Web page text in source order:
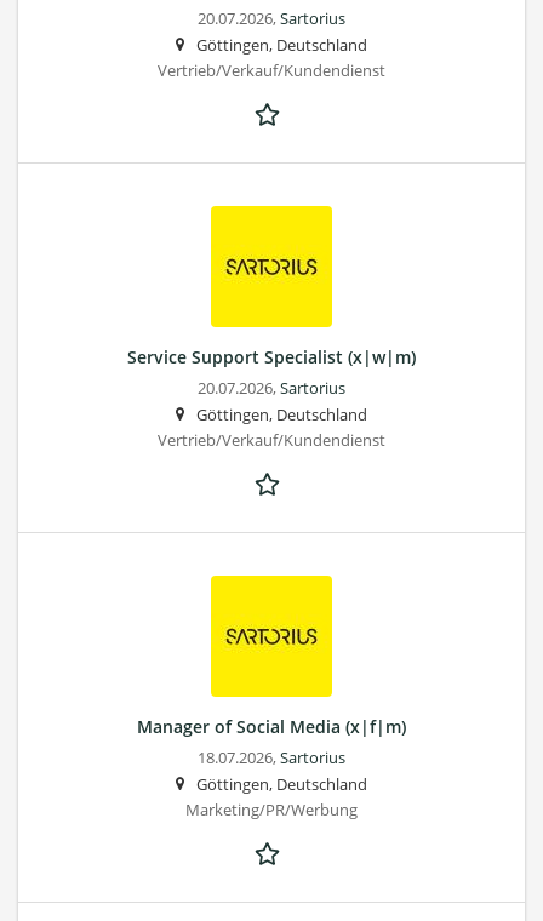
20.07.2026,Sartorius
Göttingen, Deutschland
Vertrieb/Verkauf/Kundendienst
Service Support Specialist (x|w|m)
20.07.2026,Sartorius
Göttingen, Deutschland
Vertrieb/Verkauf/Kundendienst
Manager of Social Media (x|f|m)
18.07.2026,Sartorius
Göttingen, Deutschland
Marketing/PR/Werbung